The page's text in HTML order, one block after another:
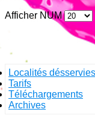
Afficher NUM
Localités désservies
Tarifs
Téléchargements
Archives